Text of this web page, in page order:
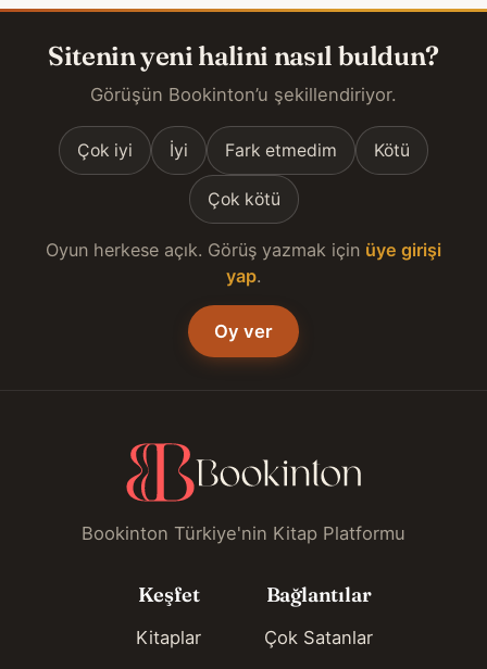
Sitenin yeni halini nasıl buldun?
Görüşün Bookinton’u şekillendiriyor.
Çok iyi İyi Fark etmedim Kötü
Çok kötü
Oyun herkese açık. Görüş yazmak için üye girişi
yap.
Oy ver
Bookinton Türkiye'nin Kitap Platformu
Keşfet
Kitaplar
Bağlantılar
Çok Satanlar